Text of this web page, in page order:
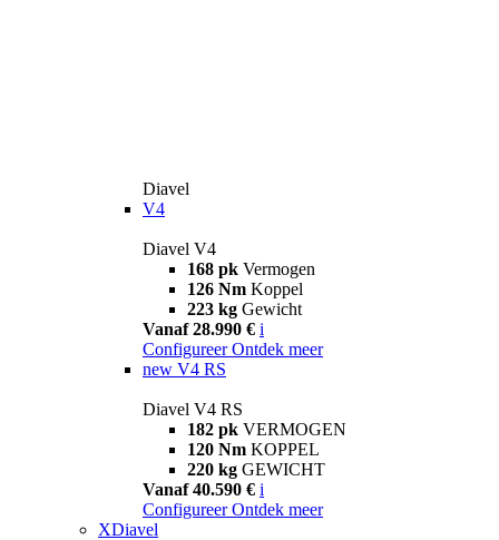
Diavel
V4
Diavel V4
168 pk Vermogen
126 Nm Koppel
223 kg Gewicht
Vanaf 28.990 € i
Configureer Ontdek meer
new V4 RS
Diavel V4 RS
182 pk VERMOGEN
120 Nm KOPPEL
220 kg GEWICHT
Vanaf 40.590 € i
Configureer Ontdek meer
XDiavel